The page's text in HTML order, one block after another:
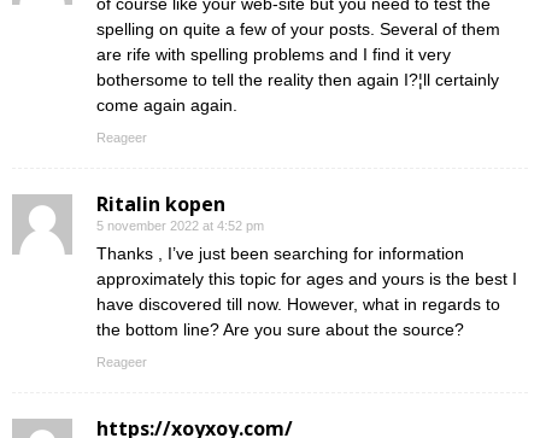
spelling on quite a few of your posts. Several of them
are rife with spelling problems and I find it very
bothersome to tell the reality then again I?¦ll certainly
come again again.
Reageer
Ritalin kopen
5 november 2022 at 4:52 pm
Thanks , I’ve just been searching for information
approximately this topic for ages and yours is the best I
have discovered till now. However, what in regards to
the bottom line? Are you sure about the source?
Reageer
https://xoyxoy.com/